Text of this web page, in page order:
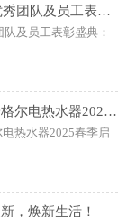
安格尔电热水器2024年度优秀团队及员工表彰盛典：凝心聚力，共启新程！
及员工表彰盛典：
智领未来，共赢蓝海——安格尔电热水器2025春季启动会盛大启幕
热水器2025春季启
，焕新生活！